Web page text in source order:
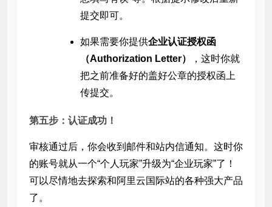
提交即可。
如果需要你提供企业认证授权函
（Authorization Letter）
，这时你就
把之前准备好的盖好公章的授权函上
传提交。
第五步：认证成功！
审核通过后，你会收到邮件和站内信通知。这时你
的账号就从一个“个人玩家”升级为“企业玩家”了！
可以尽情地去探索和阿里云国际站的各种强大产品
了。